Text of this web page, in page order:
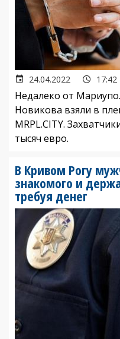
24.04.2022 17:42
Недалеко от
Новикова взяли в
MRPL.CITY.
тысяч евро.
В Кривом Рогу
знакомого и
требуя денег